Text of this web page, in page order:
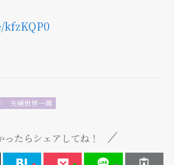
夫婦世界一周
ったらシェアしてね！